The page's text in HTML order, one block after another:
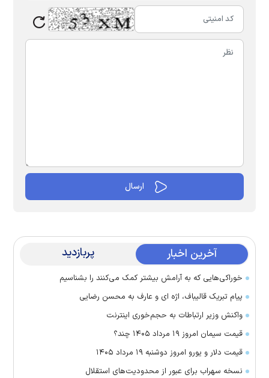
آخرین اخبار پربازدید
خوراکی‌هایی که به آرامش بیشتر کمک می‌کنند را بشناسیم
پیام تبریک قالیباف، اژه ای و عارف به محسن رضایی
واکنش وزیر ارتباطات به حجم‌خوری اینترنت
قیمت سیمان امروز ۱۹ مرداد ۱۴۰۵ چند؟
قیمت دلار و یورو امروز دوشنبه ۱۹ مرداد ۱۴۰۵
نسخه سهراب برای عبور از محدودیت‌های استقلال